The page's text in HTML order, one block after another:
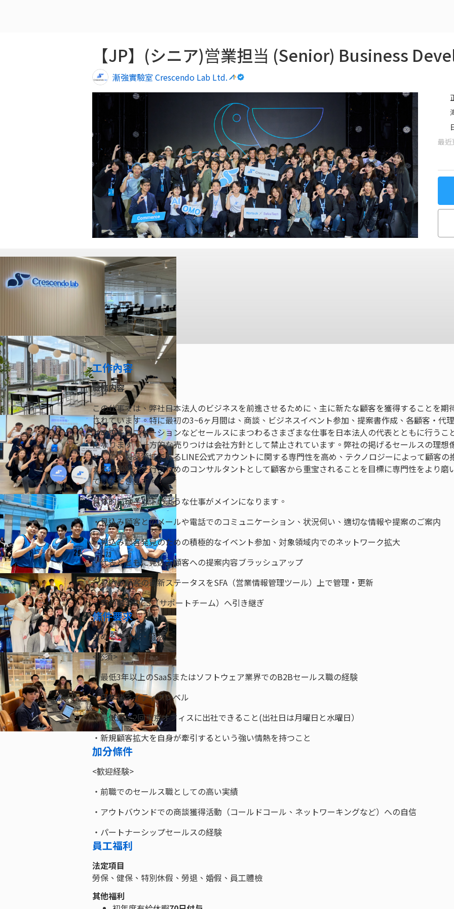
漸強實驗室 Crescendo Lab Ltd.
最
工作內容
職務内容
この仕事では、弊社日本法人のビジネスを前進させるために、主に新たな顧客を獲得することを期
されています。特に最初の3~6ヶ月間は、商談、ビジネスイベント参加、提案書作成、各顧客・代
とのコミュニケーションなどセールスにまつわるさまざまな仕事を日本法人の代表とともに行うこ
になります。一方的な売りつけは会社方針として禁止されています。弊社の掲げるセールスの理想
として、製品領域であるLINE公式アカウントに関する専門性を高め、テクノロジーによって顧客の
える課題解決を行うためのコンサルタントとして顧客から重宝されることを目標に専門性をより磨
ていただきます。
具体的には、以下のような仕事がメインになります。
・見込み顧客とのメールや電話でのコミュニケーション、状況伺い、適切な情報や提案のご案内
・見込み顧客発見のための積極的なイベント参加、対象領域内でのネットワーク拡大
・代表とともに見込み顧客への提案内容ブラッシュアップ
・見込み顧客の最新ステータスをSFA（営業情報管理ツール）上で管理・更新
・契約顧客のCS（サポートチーム）へ引き継ぎ
條件要求
求めるスキル・経験
<必須>
・最低3年以上のSaaSまたはソフトウェア業界でのB2Bセールス職の経験
・日本語ネイティブレベル
・最低週に2回東京オフィスに出社できること(出社日は月曜日と水曜日）
・新規顧客拡大を自身が牽引するという強い情熱を持つこと
加分條件
<歓迎経験>
・前職でのセールス職としての高い実績
・アウトバウンドでの商談獲得活動（コールドコール、ネットワーキングなど）への自信
・パートナーシップセールスの経験
員工福利
法定項目
勞保、健保、特別休假、勞退、婚假、員工體檢
其他福利